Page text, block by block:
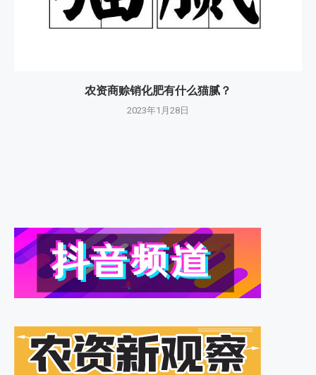
农资商赊销化肥有什么猫腻？
2023年1月28日